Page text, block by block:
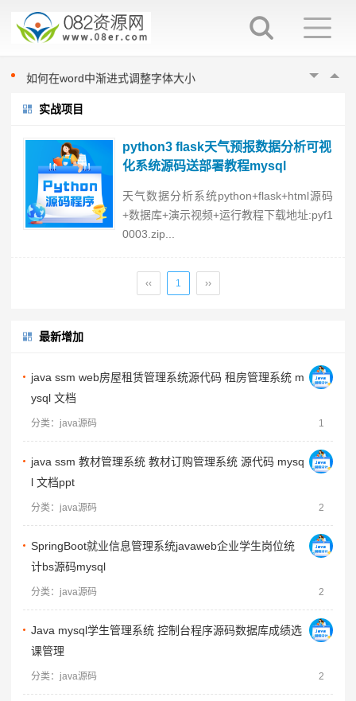
如何在word中指定位置输入文字
如何在word中渐进式调整字体大小
如何在word中指定位置输入文字
如何在word中进行英文大小写切换
如何在word中渐进式调整字体大小
在word中换行与换段的区别
word填表时如何避免表项向后移动
实战项目
python3 flask天气预报数据分析可视
化系统源码送部署教程mysql
天气数据分析系统python+flask+html源码
+数据库+演示视频+运行教程下载地址:pyf1
0003.zip...
‹‹ 1 ››
最新增加
java ssm web房屋租赁管理系统源代码 租房管理系统 m
ysql 文档
分类：java源码 1
java ssm 教材管理系统 教材订购管理系统 源代码 mysq
l 文档ppt
分类：java源码 2
SpringBoot就业信息管理系统javaweb企业学生岗位统
计bs源码mysql
分类：java源码 2
Java mysql学生管理系统 控制台程序源码数据库成绩选
课管理
分类：java源码 2